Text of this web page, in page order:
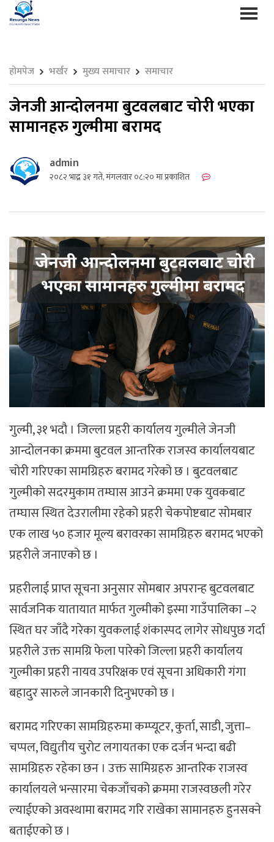
होमपेज भर्खर मुख्य समाचार समाचार
जेनजी आन्दोलनमा बुटवलबाट चोरी भएका
सामानहरु गुल्मीमा बरामद
admin
२०८२ भाद्र ३१ गते, मंगलवार ०८:२० मा प्रकाशित
गुल्मी, ३१ भदौ । जिल्ला प्रहरी कार्यालय गुल्मीले जेनजी
आन्दोलनका क्रममा बुटवल आन्तरिक राजस्व कार्यालयबाट
चोरी गरिएका सामग्रिहरु बरामद गरेको छ । बुटवलबाट
गुल्मीको सदरमुकाम तम्घास आउने क्रममा एक युवकबाट
तम्घास स्थित देउरालीमा रहेको प्रहरी चेकपोष्टबाट सोमबार
एक लाख ५० हजार मूल्य बरावरका सामग्रिहरु बरामद भएको
प्रहरीले जनाएको छ ।
प्रहरीलाई प्राप्त सूचना अनुसार सोमबार अपरान्ह बुटवलबाट
सार्वजनिक यातायात मार्फत गुल्मीको इस्मा गाउँपालिका –२
स्थित घर जाँदै गरेका युवकलाई शंकास्पद लागेर सोधपुछ गर्दा
प्रहरीले उक्त सामग्रि फेला पारेको जिल्ला प्रहरी कार्यालय
गुल्मीका प्रहरी नायव उपरिक्षक एवं सूचना अधिकारी गंगा
बहादुर सारुले जानकारी दिनुभएको छ ।
बरामद गरिएका सामग्रिहरुमा कम्प्यूटर, कुर्ता, साडी, जुत्ता–
चप्पल, विद्युतीय चुरोट लगायतका एक दर्जन भन्दा बढी
सामग्रिहरु रहेका छन । उक्त सामिग्रहरु आन्तरिक राजस्व
कार्यालयले भन्सारमा चेकजाँचको क्रममा राजस्वछली गरेर
ल्याईएको अवस्थामा बरामद गरि राखेका सामानहरु हुनसक्ने
बताईएको छ ।